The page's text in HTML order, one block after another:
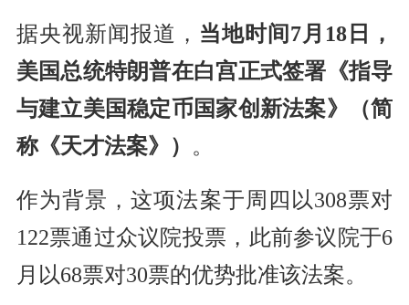
据央视新闻报道， 当地时间7月18日，
美国总统特朗普在白宫正式签署《指导
与建立美国稳定币国家创新法案》（简
称《天才法案》） 。
作为背景，这项法案于周四以308票对
122票通过众议院投票，此前参议院于6
月以68票对30票的优势批准该法案。